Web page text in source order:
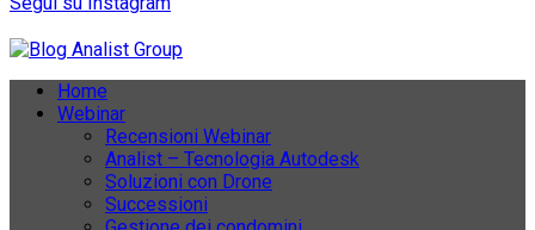
Home
Webinar
Recensioni Webinar
Analist – Tecnologia Autodesk
Soluzioni con Drone
Successioni